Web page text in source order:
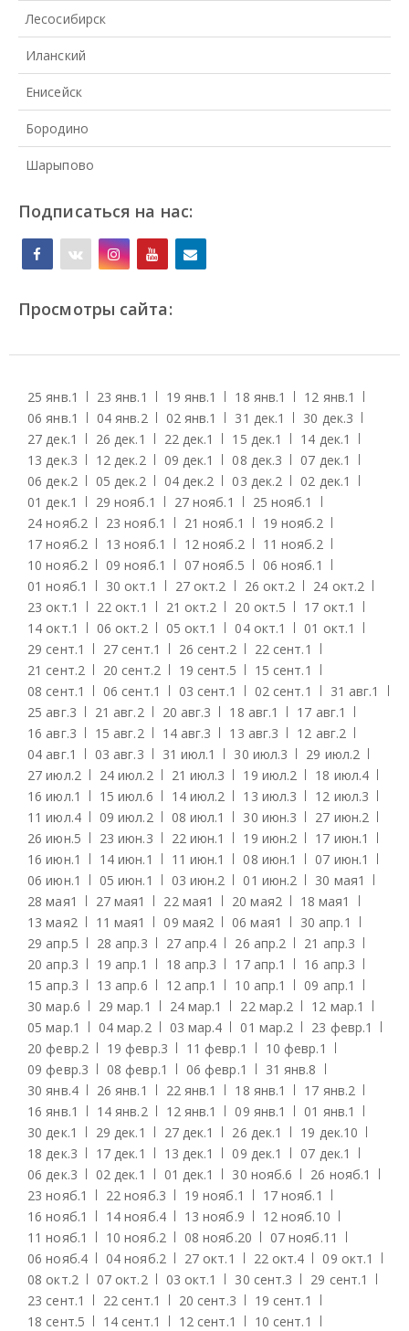
Лесосибирск
Иланский
Енисейск
Бородино
Шарыпово
Подписаться на нас:
Просмотры сайта:
25 янв.1 23 янв.1 19 янв.1 18 янв.1 12 янв.1
06 янв.1 04 янв.2 02 янв.1 31 дек.1 30 дек.3
27 дек.1 26 дек.1 22 дек.1 15 дек.1 14 дек.1
13 дек.3 12 дек.2 09 дек.1 08 дек.3 07 дек.1
06 дек.2 05 дек.2 04 дек.2 03 дек.2 02 дек.1
01 дек.1 29 нояб.1 27 нояб.1 25 нояб.1
24 нояб.2 23 нояб.1 21 нояб.1 19 нояб.2
17 нояб.2 13 нояб.1 12 нояб.2 11 нояб.2
10 нояб.2 09 нояб.1 07 нояб.5 06 нояб.1
01 нояб.1 30 окт.1 27 окт.2 26 окт.2 24 окт.2
23 окт.1 22 окт.1 21 окт.2 20 окт.5 17 окт.1
14 окт.1 06 окт.2 05 окт.1 04 окт.1 01 окт.1
29 сент.1 27 сент.1 26 сент.2 22 сент.1
21 сент.2 20 сент.2 19 сент.5 15 сент.1
08 сент.1 06 сент.1 03 сент.1 02 сент.1 31 авг.1
25 авг.3 21 авг.2 20 авг.3 18 авг.1 17 авг.1
16 авг.3 15 авг.2 14 авг.3 13 авг.3 12 авг.2
04 авг.1 03 авг.3 31 июл.1 30 июл.3 29 июл.2
27 июл.2 24 июл.2 21 июл.3 19 июл.2 18 июл.4
16 июл.1 15 июл.6 14 июл.2 13 июл.3 12 июл.3
11 июл.4 09 июл.2 08 июл.1 30 июн.3 27 июн.2
26 июн.5 23 июн.3 22 июн.1 19 июн.2 17 июн.1
16 июн.1 14 июн.1 11 июн.1 08 июн.1 07 июн.1
06 июн.1 05 июн.1 03 июн.2 01 июн.2 30 мая1
28 мая1 27 мая1 22 мая1 20 мая2 18 мая1
13 мая2 11 мая1 09 мая2 06 мая1 30 апр.1
29 апр.5 28 апр.3 27 апр.4 26 апр.2 21 апр.3
20 апр.3 19 апр.1 18 апр.3 17 апр.1 16 апр.3
15 апр.3 13 апр.6 12 апр.1 10 апр.1 09 апр.1
30 мар.6 29 мар.1 24 мар.1 22 мар.2 12 мар.1
05 мар.1 04 мар.2 03 мар.4 01 мар.2 23 февр.1
20 февр.2 19 февр.3 11 февр.1 10 февр.1
09 февр.3 08 февр.1 06 февр.1 31 янв.8
30 янв.4 26 янв.1 22 янв.1 18 янв.1 17 янв.2
16 янв.1 14 янв.2 12 янв.1 09 янв.1 01 янв.1
30 дек.1 29 дек.1 27 дек.1 26 дек.1 19 дек.10
18 дек.3 17 дек.1 13 дек.1 09 дек.1 07 дек.1
06 дек.3 02 дек.1 01 дек.1 30 нояб.6 26 нояб.1
23 нояб.1 22 нояб.3 19 нояб.1 17 нояб.1
16 нояб.1 14 нояб.4 13 нояб.9 12 нояб.10
11 нояб.1 10 нояб.2 08 нояб.20 07 нояб.11
06 нояб.4 04 нояб.2 27 окт.1 22 окт.4 09 окт.1
08 окт.2 07 окт.2 03 окт.1 30 сент.3 29 сент.1
23 сент.1 22 сент.1 20 сент.3 19 сент.1
18 сент.5 14 сент.1 12 сент.1 10 сент.1